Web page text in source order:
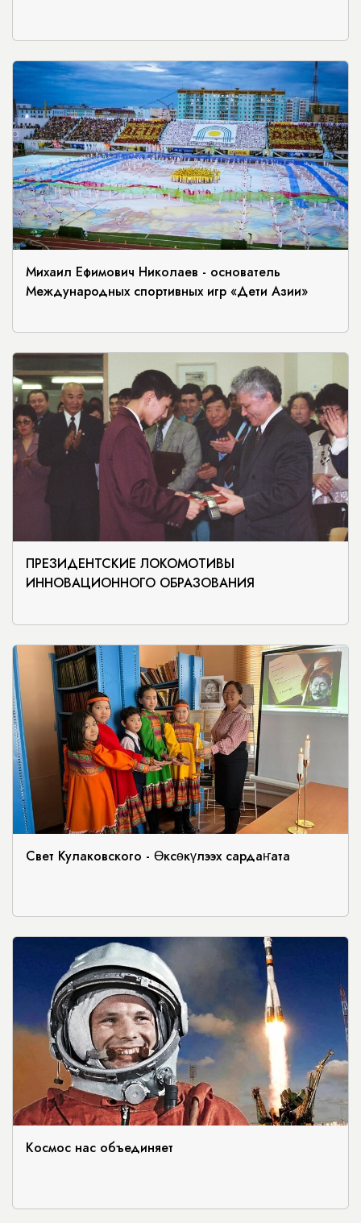
Михаил Ефимович Николаев - основатель
Международных спортивных игр «Дети Азии»
ПРЕЗИДЕНТСКИЕ ЛОКОМОТИВЫ
ИННОВАЦИОННОГО ОБРАЗОВАНИЯ
Свет Кулаковского - Өксөкүлээх сардаҥата
Космос нас объединяет